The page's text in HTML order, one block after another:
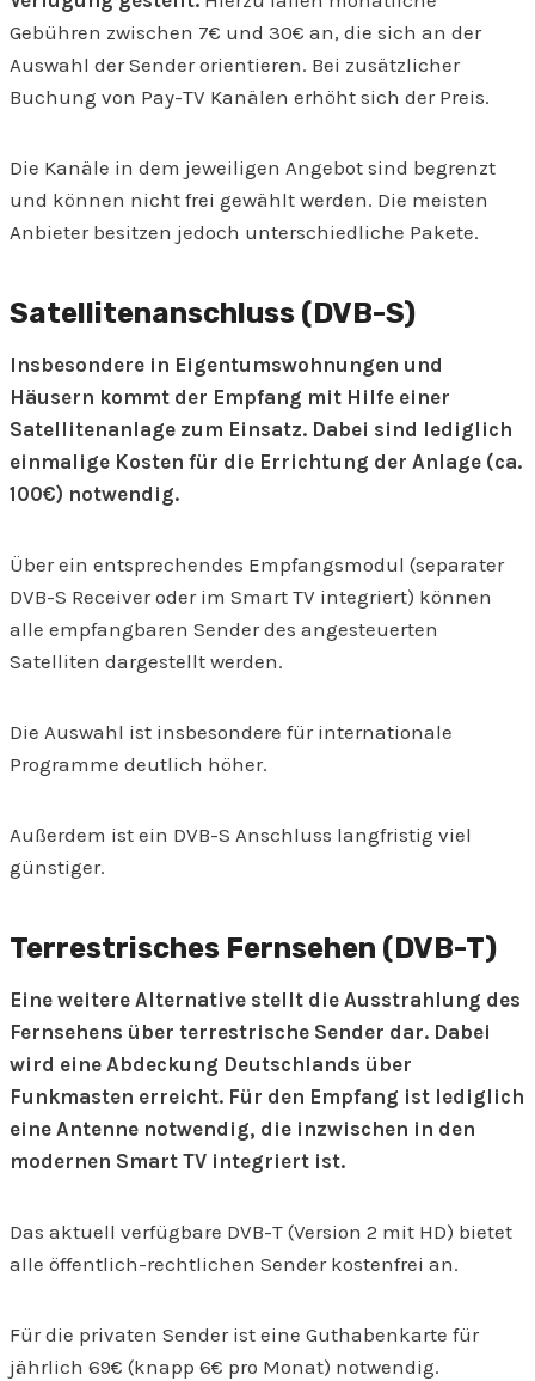
Gebühren zwischen 7€ und 30€ an, die sich an der
Auswahl der Sender orientieren. Bei zusätzlicher
Buchung von Pay-TV Kanälen erhöht sich der Preis.
Die Kanäle in dem jeweiligen Angebot sind begrenzt
und können nicht frei gewählt werden. Die meisten
Anbieter besitzen jedoch unterschiedliche Pakete.
Satellitenanschluss (DVB-S)
Insbesondere in Eigentumswohnungen und
Häusern kommt der Empfang mit Hilfe einer
Satellitenanlage zum Einsatz. Dabei sind lediglich
einmalige Kosten für die Errichtung der Anlage (ca.
100€) notwendig.
Über ein entsprechendes Empfangsmodul (separater
DVB-S Receiver oder im Smart TV integriert) können
alle empfangbaren Sender des angesteuerten
Satelliten dargestellt werden.
Die Auswahl ist insbesondere für internationale
Programme deutlich höher.
Außerdem ist ein DVB-S Anschluss langfristig viel
günstiger.
Terrestrisches Fernsehen (DVB-T)
Eine weitere Alternative stellt die Ausstrahlung des
Fernsehens über terrestrische Sender dar. Dabei
wird eine Abdeckung Deutschlands über
Funkmasten erreicht. Für den Empfang ist lediglich
eine Antenne notwendig, die inzwischen in den
modernen Smart TV integriert ist.
Das aktuell verfügbare DVB-T (Version 2 mit HD) bietet
alle öffentlich-rechtlichen Sender kostenfrei an.
Für die privaten Sender ist eine Guthabenkarte für
jährlich 69€ (knapp 6€ pro Monat) notwendig.